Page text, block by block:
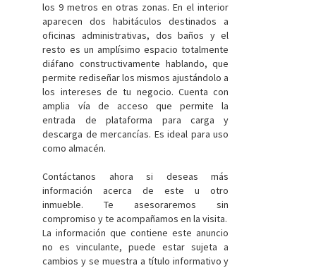
los 9 metros en otras zonas. En el interior
aparecen dos habitáculos destinados a
oficinas administrativas, dos baños y el
resto es un amplísimo espacio totalmente
diáfano constructivamente hablando, que
permite rediseñar los mismos ajustándolo a
los intereses de tu negocio. Cuenta con
amplia vía de acceso que permite la
entrada de plataforma para carga y
descarga de mercancías. Es ideal para uso
como almacén.
Contáctanos ahora si deseas más
información acerca de este u otro
inmueble. Te asesoraremos sin
compromiso y te acompañamos en la visita.
La información que contiene este anuncio
no es vinculante, puede estar sujeta a
cambios y se muestra a título informativo y